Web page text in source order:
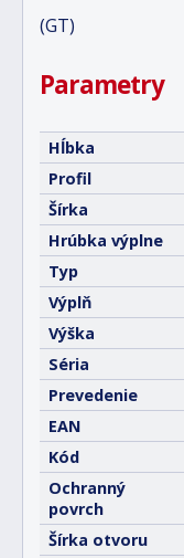
(GT)
Parametry
Hĺbka
Profil
Šírka
Hrúbka výplne
Typ
Výplň
Výška
Séria
Prevedenie
EAN
Kód
Ochranný
povrch
Šírka otvoru